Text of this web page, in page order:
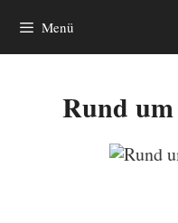
Inhalt
springen
Menü
Rund